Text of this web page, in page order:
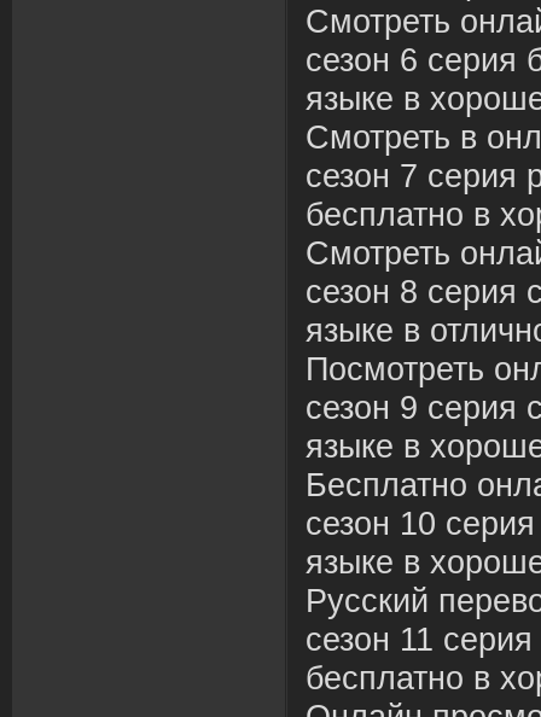
Смотреть
сезон 6 серия
языке в
Смотреть в
сезон 7 серия
бесплатно в
Смотреть
сезон 8 серия
языке в
Посмотреть
сезон 9 серия
языке в
Бесплатно
сезон 10
языке в
Русский
сезон 11
бесплатно в